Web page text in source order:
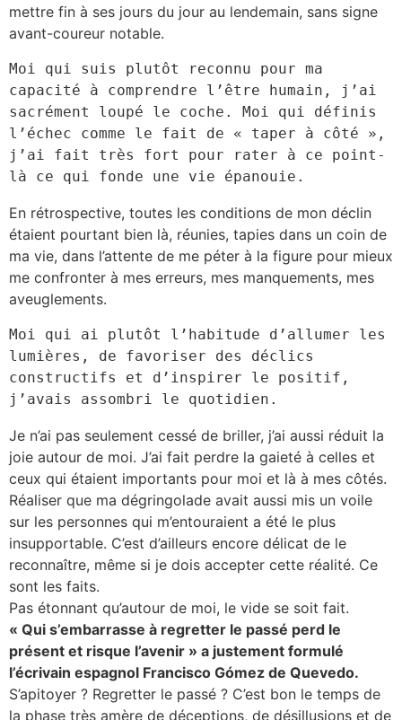
mettre fin à ses jours du jour au lendemain, sans signe
avant-coureur notable.
Moi qui suis plutôt reconnu pour ma
capacité à comprendre l’être humain, j’ai
sacrément loupé le coche. Moi qui définis
l’échec comme le fait de « taper à côté »,
j’ai fait très fort pour rater à ce point-
là ce qui fonde une vie épanouie.
En rétrospective, toutes les conditions de mon déclin
étaient pourtant bien là, réunies, tapies dans un coin de
ma vie, dans l’attente de me péter à la figure pour mieux
me confronter à mes erreurs, mes manquements, mes
aveuglements.
Moi qui ai plutôt l’habitude d’allumer les
lumières, de favoriser des déclics
constructifs et d’inspirer le positif,
j’avais assombri le quotidien.
Je n’ai pas seulement cessé de briller, j’ai aussi réduit la
joie autour de moi. J’ai fait perdre la gaieté à celles et
ceux qui étaient importants pour moi et là à mes côtés.
Réaliser que ma dégringolade avait aussi mis un voile
sur les personnes qui m’entouraient a été le plus
insupportable. C’est d’ailleurs encore délicat de le
reconnaître, même si je dois accepter cette réalité. Ce
sont les faits.
Pas étonnant qu’autour de moi, le vide se soit fait.
« Qui s’embarrasse à regretter le passé perd le
présent et risque l’avenir » a justement formulé
l’écrivain espagnol Francisco Gómez de Quevedo.
S’apitoyer ? Regretter le passé ? C’est bon le temps de
la phase très amère de déceptions, de désillusions et de